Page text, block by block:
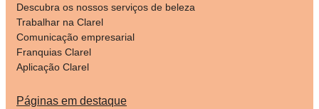
Descubra os nossos serviços de beleza
Trabalhar na Clarel
Comunicação empresarial
Franquias Clarel
Aplicação Clarel
Páginas em destaque